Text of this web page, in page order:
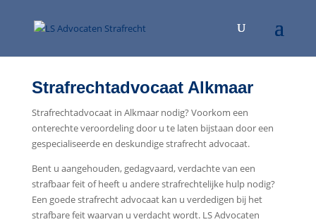
Strafrechtadvocaat Alkmaar
Strafrechtadvocaat in Alkmaar nodig? Voorkom een
onterechte veroordeling door u te laten bijstaan door een
gespecialiseerde en deskundige strafrecht advocaat.
Bent u aangehouden, gedagvaard, verdachte van een
strafbaar feit of heeft u andere strafrechtelijke hulp nodig?
Een goede strafrecht advocaat kan u verdedigen bij het
strafbare feit waarvan u verdacht wordt. LS Advocaten